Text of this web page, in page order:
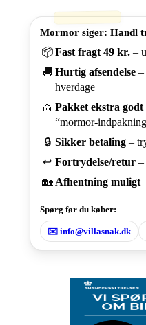
Blomster
Mormor siger: Handl
📦Fast fragt 49 kr.–
🚚 Hurtig afsendelse–
hverdage
🧺 Pakket ekstra godt
“mormor-
🔒 Sikker betaling–
↩️ Fortrydelse/retur–
🏡 Afhentning muligt
Spørg før du køber:
✉️ info@villasnak.dk